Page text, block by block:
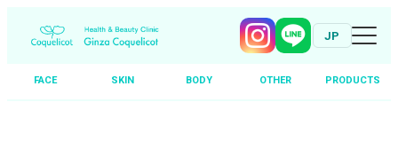
JP
FACE SKIN BODY OTHER PRODUCTS